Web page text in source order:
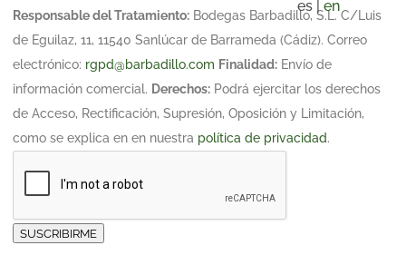
Responsable del Tratamiento: Bodegas Barbadillo, S.L. C/Luis
de Eguilaz, 11, 11540 Sanlúcar de Barrameda (Cádiz). Correo
electrónico: rgpd@barbadillo.com Finalidad: Envío de
información comercial. Derechos: Podrá ejercitar los derechos
de Acceso, Rectificación, Supresión, Oposición y Limitación,
como se explica en en nuestra política de privacidad.
SUSCRIBIRME
es |en